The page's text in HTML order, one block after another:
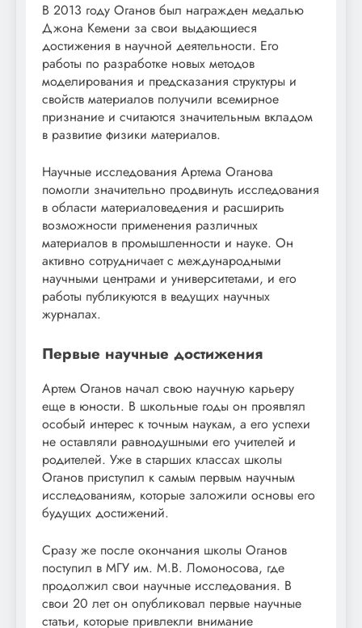
В 2013 году Оганов был награжден медалью
Джона Кемени за свои выдающиеся
достижения в научной деятельности. Его
работы по разработке новых методов
моделирования и предсказания структуры и
свойств материалов получили всемирное
признание и считаются значительным вкладом
в развитие физики материалов.
Научные исследования Артема Оганова
помогли значительно продвинуть исследования
в области материаловедения и расширить
возможности применения различных
материалов в промышленности и науке. Он
активно сотрудничает с международными
научными центрами и университетами, и его
работы публикуются в ведущих научных
журналах.
Первые научные достижения
Артем Оганов начал свою научную карьеру
еще в юности. В школьные годы он проявлял
особый интерес к точным наукам, а его успехи
не оставляли равнодушными его учителей и
родителей. Уже в старших классах школы
Оганов приступил к самым первым научным
исследованиям, которые заложили основы его
будущих достижений.
Сразу же после окончания школы Оганов
поступил в МГУ им. М.В. Ломоносова, где
продолжил свои научные исследования. В
свои 20 лет он опубликовал первые научные
статьи, которые привлекли внимание